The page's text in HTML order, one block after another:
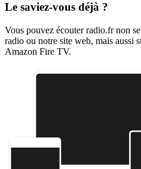
Le saviez-vous déjà ?
Vous pouvez écouter radio.fr non
radio ou notre site web, mais
Amazon Fire TV.